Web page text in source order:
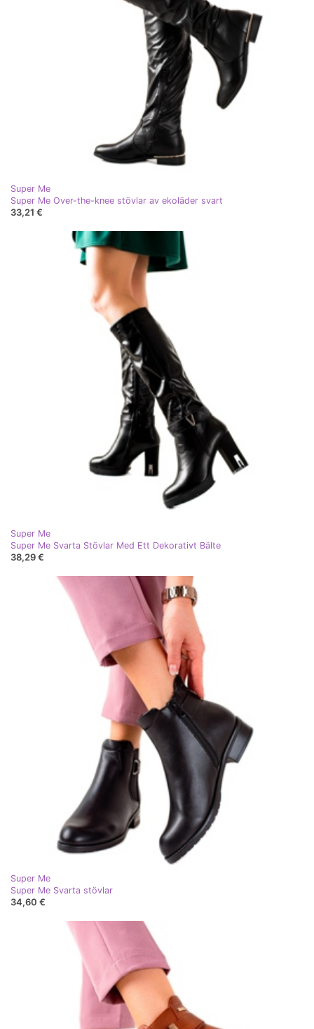
Super Me
Super Me Over-the-knee stövlar av ekoläder svart
33,21 €
Super Me
Super Me Svarta Stövlar Med Ett Dekorativt Bälte
38,29 €
Super Me
Super Me Svarta stövlar
34,60 €